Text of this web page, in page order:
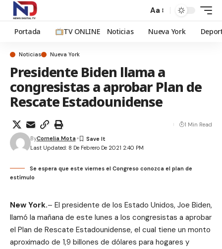
Aa
Portada TV ONLINE Noticias Nueva York
Noticias Nueva York
Presidente Biden llama a
congresistas a aprobar Plan de
Rescate Estadounidense
Last Updated: 8 De Febrero De 2021 2:40 PM
ByCornelia Mota
1 Min Read
Se espera que este viernes el Congreso conozca el plan de
estímulo
New York.– El presidente de los Estado Unidos, Joe Biden,
llamó la mañana de este lunes a los congresistas a aprobar
el Plan de Rescate Estadounidense, el cual tiene un monto
aproximado de 1,9 billones de dólares para hogares y